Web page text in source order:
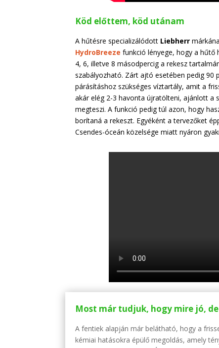
Köd előttem, köd utánam
A hűtésre specializálódott Liebherr
HydroBreeze funkció lényege, hogy a
4, 6, illetve 8 másodpercig a rekesz
szabályozható. Zárt ajtó esetében pedig 90
párásításhoz szükséges víztartály, amit a
akár elég 2-3 havonta újratölteni, ajánlott a
megteszi. A funkció pedig túl azon, hogy
borítaná a rekeszt. Egyéként a tervezőket
Csendes-óceán közelsége miatt nyáron
Most már tudjuk, hogy mire jó,
A fentiek alapján már belátható, hogy a
kémiai hatásokra épülő megoldás, amely